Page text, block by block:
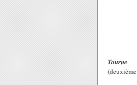
Tourne